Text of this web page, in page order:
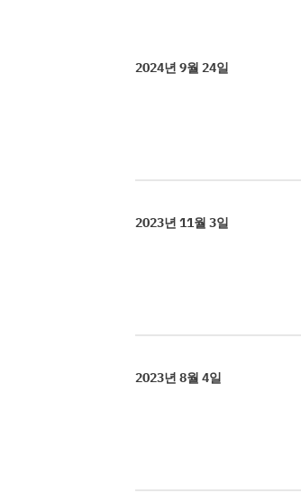
2024년 9월 24일
2023년 11월 3일
2023년 8월 4일